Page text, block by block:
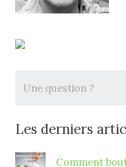
Les derniers
Comment